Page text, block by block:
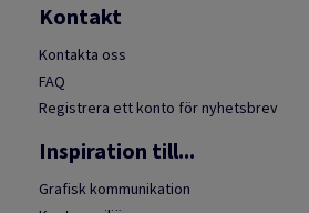
Kontakt
Kontakta oss
FAQ
Registrera ett konto för nyhetsbrev
Inspiration till...
Grafisk kommunikation